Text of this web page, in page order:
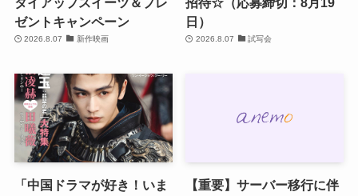
ゼントキャンペーン
2026.8.07 新作映画
日）
2026.8.07 試写会
「中国ドラマが好き！いま
【重要】サーバー移行に伴